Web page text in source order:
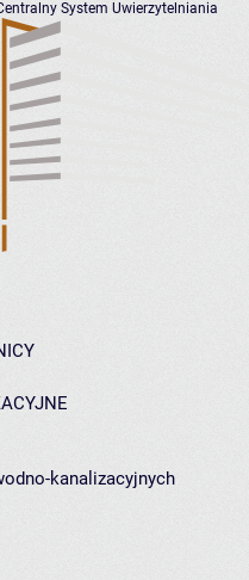
System Uwierzytelniania
kanalizacyjnych